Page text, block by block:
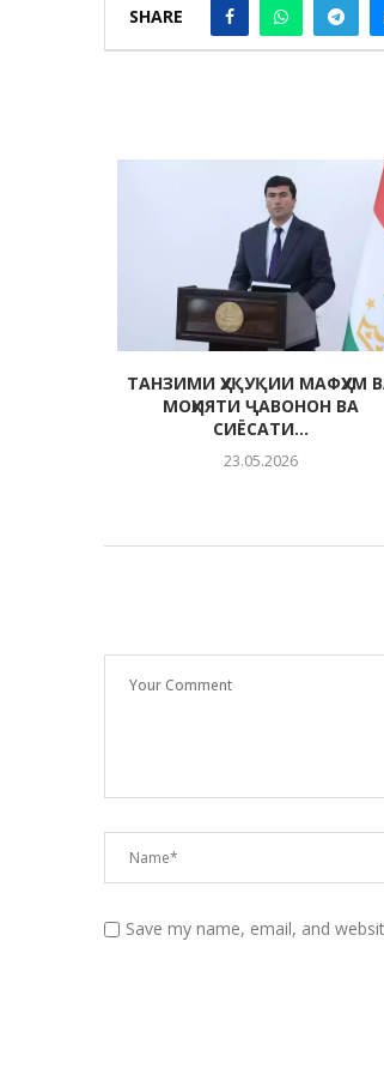
SHARE
ТАНЗИМИ ҲУҚУҚИИ МАФҲУМ
МОҲИЯТИ ҶАВОНОН ВА
СИЁСАТИ...
23.05.2026
Save my name, email, and